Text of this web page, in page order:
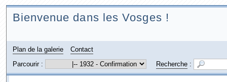
Bienvenue dans les Vosges !
Plan de la galerie
Contact
Parcourir :
Recherche: